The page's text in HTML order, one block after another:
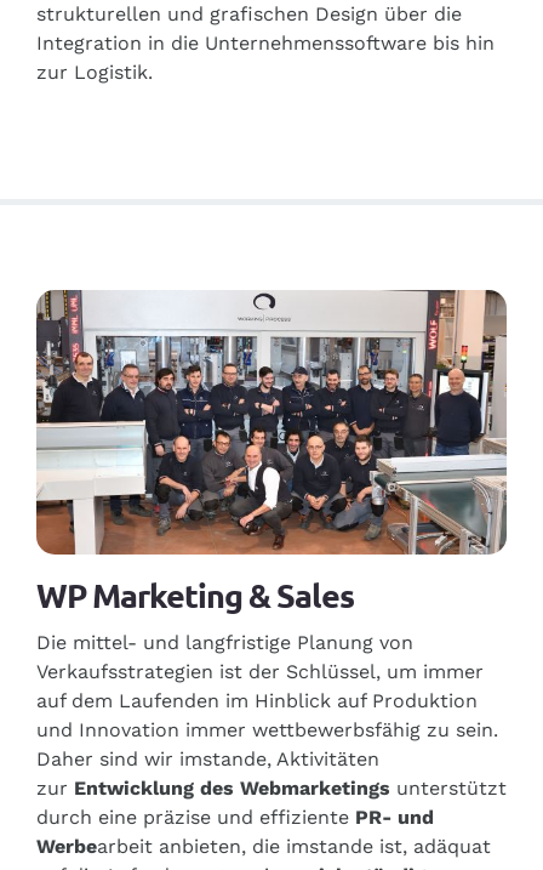
strukturellen und grafischen Design über die
Integration in die Unternehmenssoftware bis hin
zur Logistik.
WP Marketing & Sales
Die mittel- und langfristige Planung von
Verkaufsstrategien ist der Schlüssel, um immer
auf dem Laufenden im Hinblick auf Produktion
und Innovation immer wettbewerbsfähig zu sein.
Daher sind wir imstande, Aktivitäten
zur Entwicklung des Webmarketings unterstützt
durch eine präzise und effiziente PR- und
Werbearbeit anbieten, die imstande ist, adäquat